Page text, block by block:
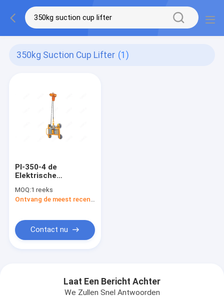
350kg Suction Cup Lifter (1)
Pl-350-4 de
Elektrische
van het
zuignapheftoestel
MOQ:1 reeks
Ontvang de meest recente Prijs
Contact nu
Laat Een Bericht Achter
We Zullen Snel Antwoorden